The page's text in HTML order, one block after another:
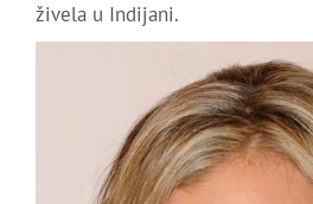
živela u Indijani.